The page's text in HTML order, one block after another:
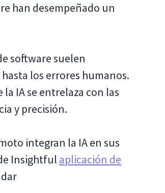
han desempeñado un
software suelen
los errores humanos.
IA se entrelaza con las
y precisión.
integran la IA en sus
Insightful aplicación de